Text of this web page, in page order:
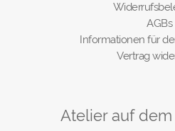
AGBs
Informationen für
Vertrag
Atelier auf